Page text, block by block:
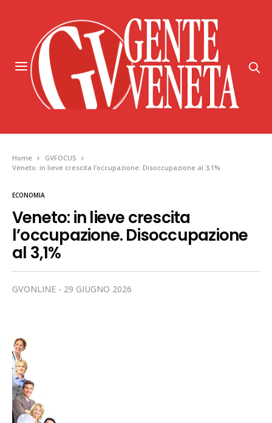
Home
GVFOCUS
Veneto: in lieve crescita l’occupazione. Disoccupazione al 3,1%
ECONOMIA
Veneto: in lieve crescita
l’occupazione. Disoccupazione
al 3,1%
GVONLINE 29 GIUGNO 2026